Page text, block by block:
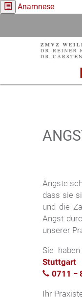
Anamnese
Ängste
dass sie
und die
Angst
unserer
Sie
Stuttgart
0711 −
Ihr